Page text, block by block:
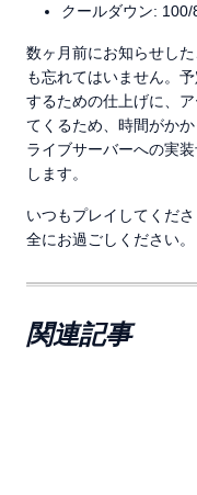
クールダウン:
数ヶ月前にお知らせし
も忘れてはいません。
するための仕上げに、
てくるため、時間がか
ライブサーバーへの実
します。
いつもプレイしてくだ
全にお過ごしください。
関連記事